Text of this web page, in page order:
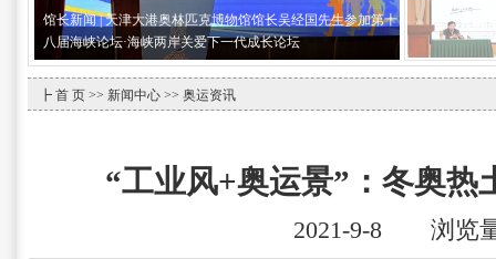
馆长新闻 | 天津大港奥林匹克博物馆馆长吴经国先生参加第十
八届海峡论坛·海峡两岸关爱下一代成长论坛
┣ 首 页 >> 新闻中心 >> 奥运资讯
“工业风+奥运景”：冬奥热
2021-9-8 浏览